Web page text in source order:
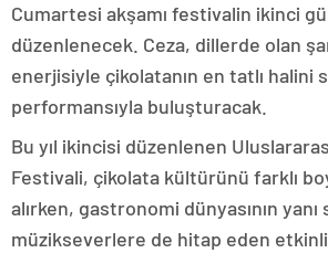
Cumartesi akşamı festivalin ikinci
düzenlenecek. Ceza, dillerde olan
enerjisiyle çikolatanın en tatlı halini
performansıyla buluşturacak.
Bu yıl ikincisi düzenlenen
Festivali, çikolata kültürünü farklı
alırken, gastronomi dünyasının yanı
müzikseverlere de hitap eden